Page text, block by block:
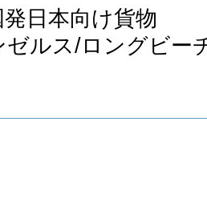
発日本向け貨物
ゼルス/ロングビー